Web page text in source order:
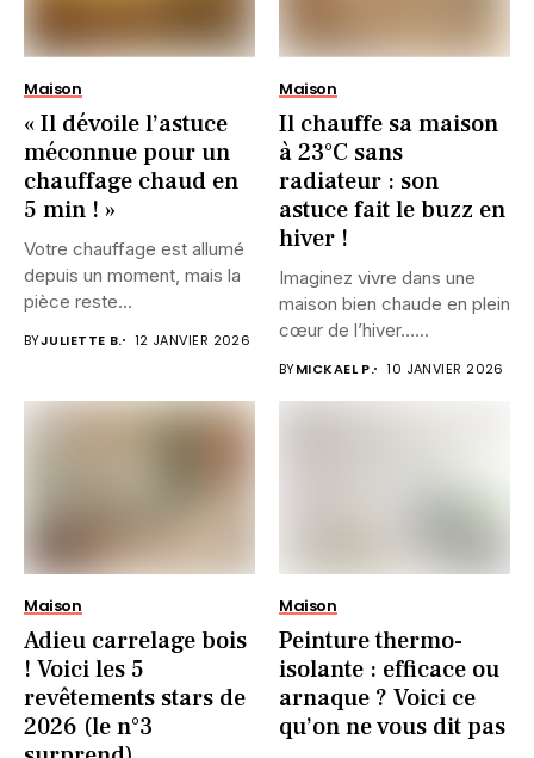
Maison
« Il dévoile l’astuce
méconnue pour un
chauffage chaud en
5 min ! »
Votre chauffage est allumé
depuis un moment, mais la
pièce reste
BYJULIETTE B. 12 JANVIER 2026
Maison
Il chauffe sa maison
à 23°C sans
radiateur : son
astuce fait le buzz en
hiver !
Imaginez vivre dans une
maison bien chaude en plein
cœur de l’hiver…...
BYMICKAEL P. 10 JANVIER 2026
Maison
Adieu carrelage bois
! Voici les 5
revêtements stars de
2026 (le n°3
Maison
Peinture thermo-
isolante : efficace ou
arnaque ? Voici ce
qu’on ne vous dit pas